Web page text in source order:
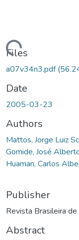
Files
a07v34n3.pdf
Date
2005-03-23
Authors
Mattos, Jorge Luiz
Gomide, José
Huaman, Carlos
Publisher
Revista Brasileira
Abstract